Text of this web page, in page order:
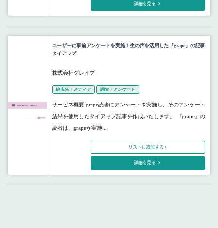
詳細を見る
ユーザーに事前アンケートを実施！生の声を活用した『grape』の記事
タイアップ
株式会社グレイプ
純広告・メディア 調査・アンケート
サービス概要 grape読者にアンケートを実施し、そのアンケート
結果を使用したタイアップ記事を作成いたします。 『grape』の
読者は、grapeが実施...
リストに追加する +
詳細を見る